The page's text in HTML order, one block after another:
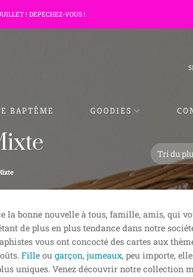
! DEPECHEZ-VOUS !
BAPTÊME GOODIES
la bonne nouvelle à tous, famille, amis, qui
de plus en plus tendance dans notre
vous ont concocté des cartes aux
Fille ou garçon, jumeaux, peu importe,
uniques. Venez découvrir notre collection